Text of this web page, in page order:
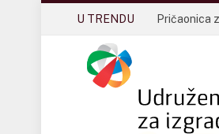
U TRENDU